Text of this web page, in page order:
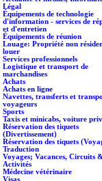
Légal
Équipements de technologie
d'information - services de
et d'entretien
Équipements de réunion
Louage: Propriété non
louer
Services professionnels
Logistique et transport de
marchandises
Achats
Achats en ligne
Navettes, transferts et
voyageurs
Sports
Taxis et minicabs, voiture
Réservation des tiquets
(Divertissement)
Réservation des tiquets
Traduction
Voyages; Vacances, Circuits
Activités
Médecine vétérinaire
Visas